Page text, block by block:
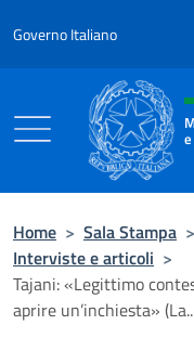
Governo Italiano
Intestazione
Home > Sala Stampa >
Interviste e articoli >
Tajani: «Legittimo
aprire un’inchiesta»